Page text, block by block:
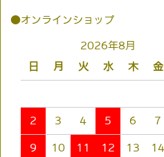
●オンラインショップ
2026年8月
日
月 火 水 木 金
2 3 4 5 6 7
9 10 11 12 13 14